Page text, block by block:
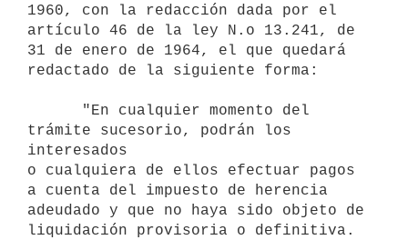
1960, con la redacción dada por el
artículo 46 de la ley N.o 13.241, de
31 de enero de 1964, el que quedará
redactado de la siguiente forma:
trámite sucesorio, podrán los
interesados
o cualquiera de ellos efectuar pagos
a cuenta del impuesto de herencia
adeudado y que no haya sido objeto de
liquidación provisoria o definitiva.